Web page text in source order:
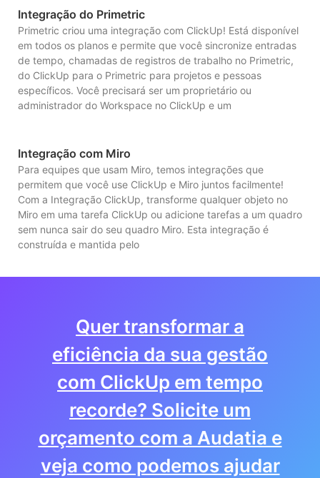
Integração do Primetric
Primetric criou uma integração com ClickUp! Está disponível
em todos os planos e permite que você sincronize entradas
de tempo, chamadas de registros de trabalho no Primetric,
do ClickUp para o Primetric para projetos e pessoas
específicos. Você precisará ser um proprietário ou
administrador do Workspace no ClickUp e um
Integração com Miro
Para equipes que usam Miro, temos integrações que
permitem que você use ClickUp e Miro juntos facilmente!
Com a Integração ClickUp, transforme qualquer objeto no
Miro em uma tarefa ClickUp ou adicione tarefas a um quadro
sem nunca sair do seu quadro Miro. Esta integração é
construída e mantida pelo
Quer transformar a
eficiência da sua gestão
com ClickUp em tempo
recorde? Solicite um
orçamento com a Audatia e
veja como podemos ajudar